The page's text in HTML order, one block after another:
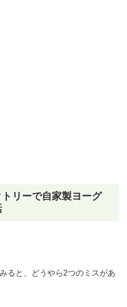
リーで自家製ヨーグ
ると、どうやら2つのミスがあ